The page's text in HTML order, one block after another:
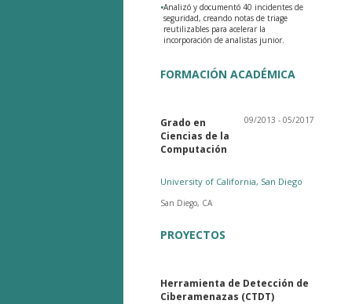
•Analizó y documentó 40 incidentes de
seguridad, creando notas de triage
reutilizables para acelerar la
incorporación de analistas junior.
FORMACIÓN ACADÉMICA
Grado en
Ciencias de la
Computación
09/2013 - 05/2017
University of California, San Diego
San Diego, CA
PROYECTOS
Herramienta de Detección de
Ciberamenazas (CTDT)